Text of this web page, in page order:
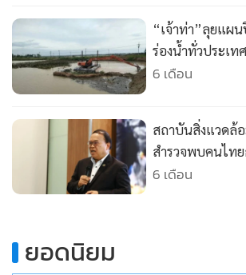
• Factcheck
• ญี่ปุ่น
• News1
•
Gotomanager
“เจ้าท่า”ลุยแผ
ร่องน้ำทั่วประเท
สงขลา – หาดให
6 เดือน
สถาบันสิ่งแวดล้
สำรวจพบคนไท
เจอมลพิษรุนแรง
6 เดือน
ยอดนิยม